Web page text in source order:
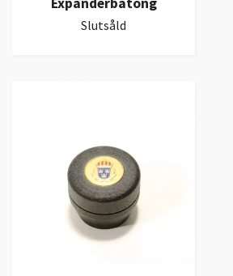
Expanderbatong
Slutsåld